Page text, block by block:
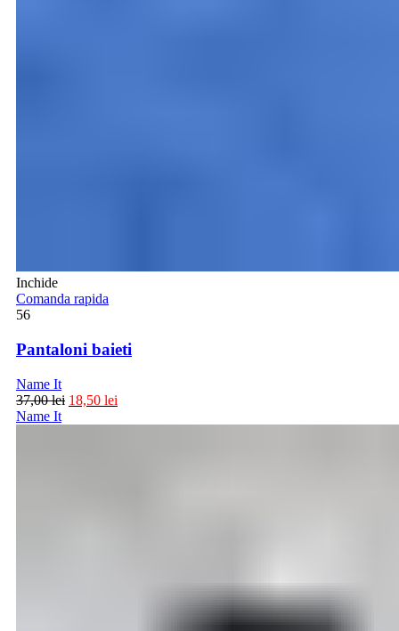
Inchide
Comanda rapida
56
Pantaloni baieti
Name It
37,00lei 18,50 lei
Name It